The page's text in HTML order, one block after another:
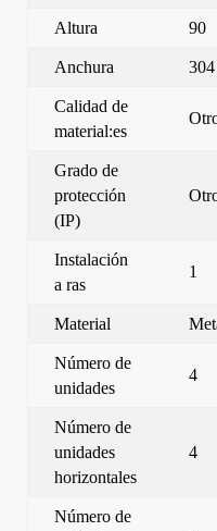
Altura 90
Anchura 304
Calidad de
material:es
Grado de
protección
(IP)
Instalación
a ras
1
Material
Número de
unidades
4
Número de
unidades
horizontales
4
Número de